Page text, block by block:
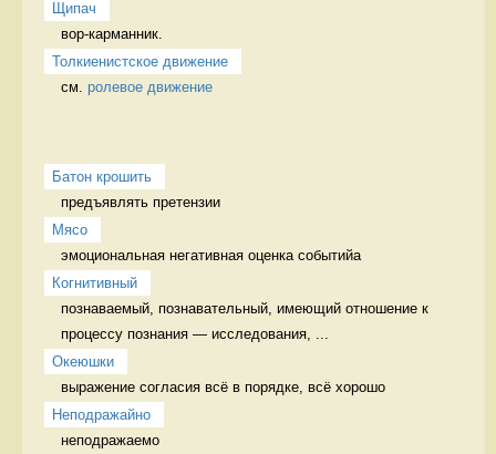
Щипач
вор-карманник.
Толкиенистское движение
см. ролевое движение
Батон крошить
предъявлять претензии
Мясо
эмоциональная негативная оценка событийа
Когнитивный
познаваемый, познавательный, имеющий отношение к
процессу познания — исследования, ...
Океюшки
выражение согласия всё в порядке, всё хорошо
Неподражайно
неподражаемо